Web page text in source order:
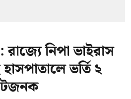
নিপা ভাইরাস
ভর্তি ২